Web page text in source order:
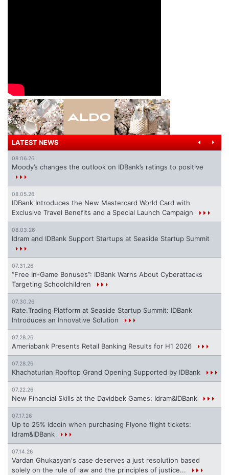
LATEST NEWS
08.06.26
Moody’s changes the outlook on IDBank’s ratings to positive
08.05.26
IDBank Introduces the New Mastercard World Card with
Exclusive Travel Benefits and a Special Launch Campaign
08.03.26
Idram and IDBank Support Startups at Seaside Startup Summit
07.31.26
“Free In-Game Bonuses”: IDBank Warns About Cyberattacks
Targeting Schoolchildren
07.30.26
Rate.Trading Platform at Seaside Startup Summit: IDBank
Introduces an Innovative Solution
07.28.26
Ameriabank Presents Retail Banking Results for H1 2026
07.28.26
Khachaturian Rooftop Grand Opening Supported by IDBank
07.22.26
New Financial Skills at the Davidbek Games: Idram&IDBank
07.17.26
Up to 25% idcoin when purchasing Flyone flight tickets:
Idram&IDBank
07.14.26
Vardan Ghukasyan's case deserves a just resolution based
solely on the rule of law and the principles of justice...